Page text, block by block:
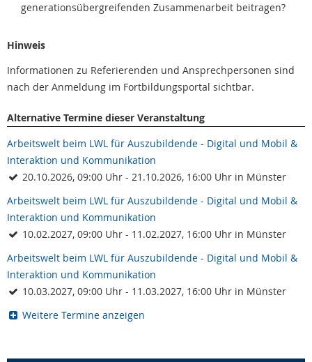
generationsübergreifenden Zusammenarbeit beitragen?
Hinweis
Informationen zu Referierenden und Ansprechpersonen sind
nach der Anmeldung im Fortbildungsportal sichtbar.
Alternative Termine dieser Veranstaltung
Arbeitswelt beim LWL für Auszubildende - Digital und Mobil &
Interaktion und Kommunikation
20.10.2026, 09:00 Uhr - 21.10.2026, 16:00 Uhr in Münster
Arbeitswelt beim LWL für Auszubildende - Digital und Mobil &
Interaktion und Kommunikation
10.02.2027, 09:00 Uhr - 11.02.2027, 16:00 Uhr in Münster
Arbeitswelt beim LWL für Auszubildende - Digital und Mobil &
Interaktion und Kommunikation
10.03.2027, 09:00 Uhr - 11.03.2027, 16:00 Uhr in Münster
Weitere Termine anzeigen